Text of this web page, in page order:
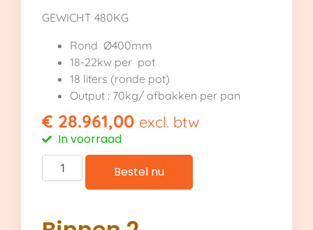
GEWICHT 480KG
Rond Ø400mm
18-22kw per pot
18 liters (ronde pot)
Output : 70kg/ afbakken per pan
€ 28.961,00 excl. btw
In voorraad
Bestel nu